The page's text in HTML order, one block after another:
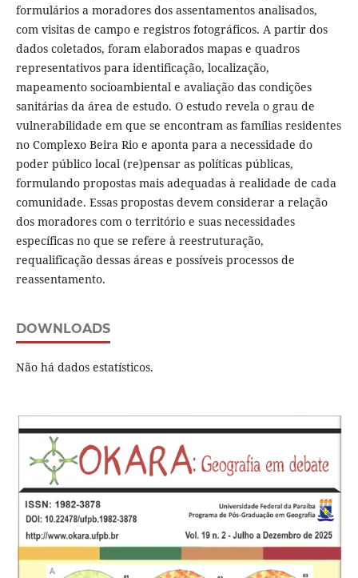
formulários a moradores dos assentamentos analisados,
com visitas de campo e registros fotográficos. A partir dos
dados coletados, foram elaborados mapas e quadros
representativos para identificação, localização,
mapeamento socioambiental e avaliação das condições
sanitárias da área de estudo. O estudo revela o grau de
vulnerabilidade em que se encontram as famílias residentes
no Complexo Beira Rio e aponta para a necessidade do
poder público local (re)pensar as políticas públicas,
formulando propostas mais adequadas à realidade de cada
comunidade. Essas propostas devem considerar a relação
dos moradores com o território e suas necessidades
específicas no que se refere à reestruturação,
requalificação dessas áreas e possíveis processos de
reassentamento.
DOWNLOADS
Não há dados estatísticos.